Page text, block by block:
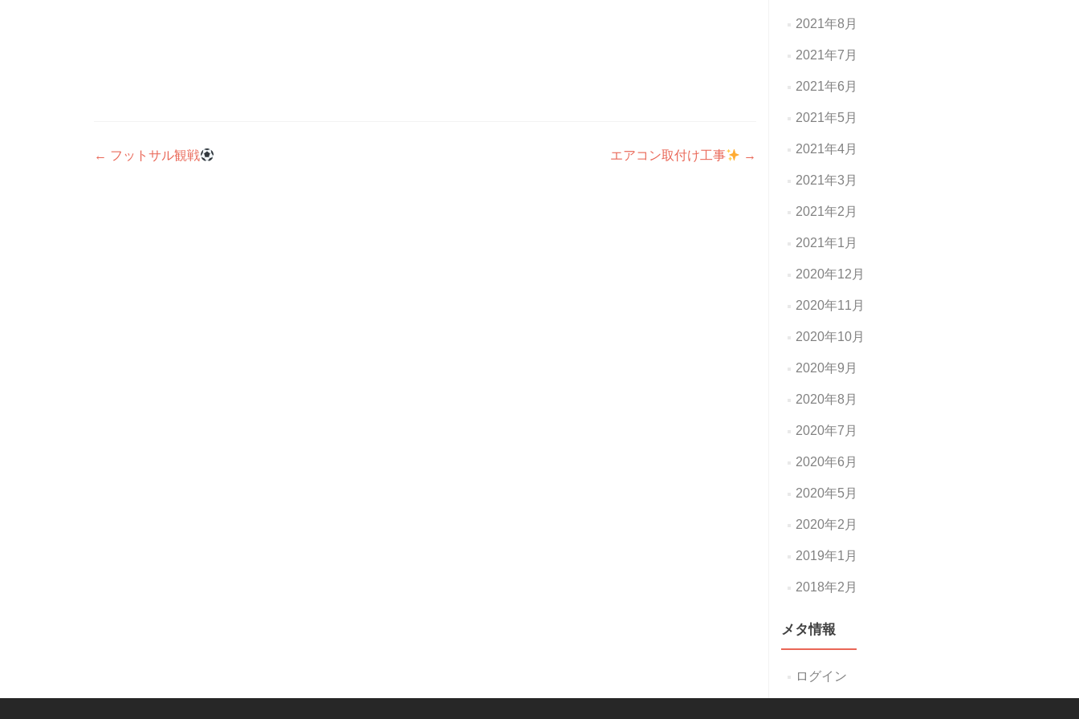
投
← フットサル観戦 エアコン取付け工事 →
2021年8月
2021年7月
2021年6月
2021年5月
2021年4月
2021年3月
2021年2月
2021年1月
2020年12月
2020年11月
2020年10月
2020年9月
2020年8月
2020年7月
2020年6月
2020年5月
2020年2月
2019年1月
2018年2月
メタ情報
ログイン